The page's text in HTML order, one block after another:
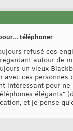
téléphoner
refusé ces
autour de
un vieux
avec ces personnes
intéressant pour
élégants"
et je pense